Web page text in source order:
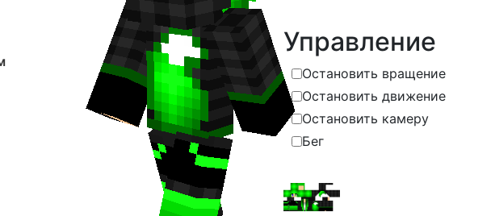
Управление
Остановить вращение
Остановить движение
Остановить камеру
Бег